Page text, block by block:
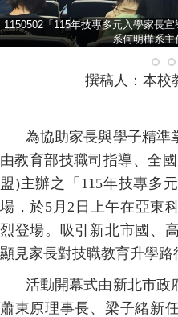
1150502「115年技專多元入學家長
系何明樺系主
撰稿人：本校
為協助家長與學子精準
由教育部技職司指導、全
盟)主辦之「 115年技專多
場，於5 月 2 日上午在亞東
烈登場。吸引新北市國、
顯見家長對技職教育升學路
活動開幕式由新北市政
蕭東原理事長、梁子緒新